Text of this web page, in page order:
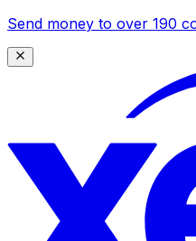
Send money to over 190